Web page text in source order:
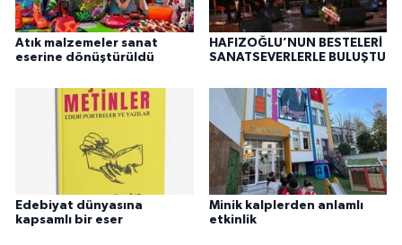
Atık malzemeler sanat
eserine dönüştürüldü
HAFIZOĞLU’NUN BESTELERİ
SANATSEVERLERLE BULUŞTU
Edebiyat dünyasına
kapsamlı bir eser
Minik kalplerden anlamlı
etkinlik